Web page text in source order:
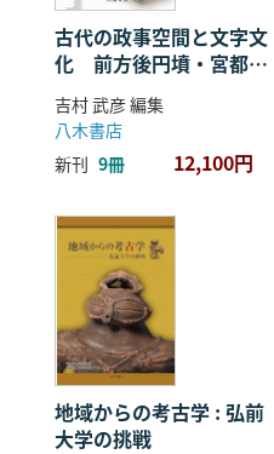
古代の政事空間と文字文
化 前方後円墳・宮都・
ことば
吉村 武彦 編集
八木書店
新刊 9冊 12,100円
地域からの考古学 : 弘前
大学の挑戦